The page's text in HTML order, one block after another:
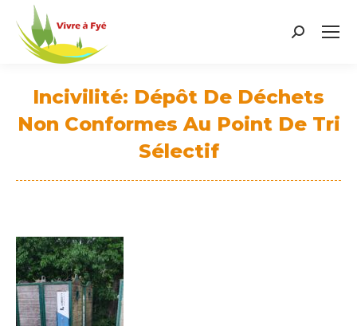
Search:
Incivilité: Dépôt De Déchets
Non Conformes Au Point De Tri
Sélectif